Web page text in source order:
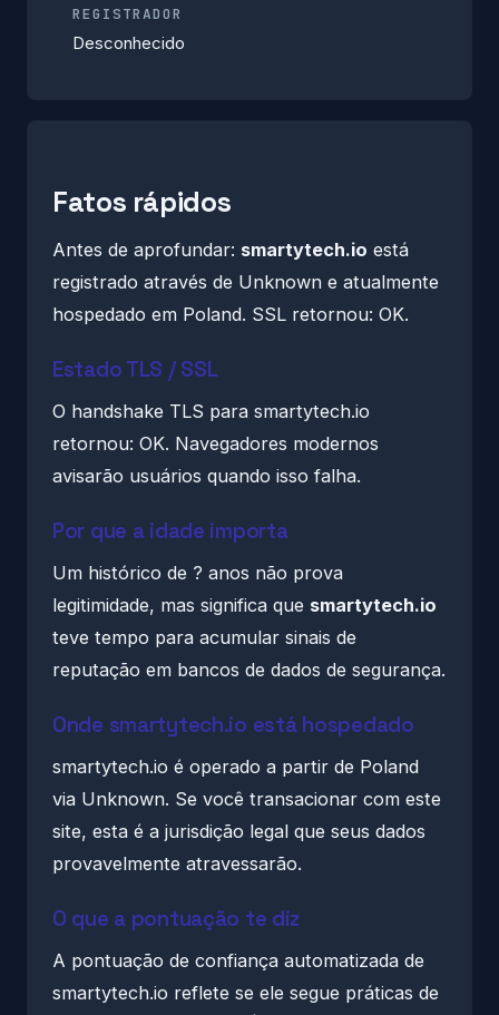
REGISTRADOR
Desconhecido
Fatos rápidos
Antes de aprofundar: smartytech.io está
registrado através de Unknown e atualmente
hospedado em Poland. SSL retornou: OK.
Estado TLS / SSL
O handshake TLS para smartytech.io
retornou: OK. Navegadores modernos
avisarão usuários quando isso falha.
Por que a idade importa
Um histórico de ? anos não prova
legitimidade, mas significa que smartytech.io
teve tempo para acumular sinais de
reputação em bancos de dados de segurança.
Onde smartytech.io está hospedado
smartytech.io é operado a partir de Poland
via Unknown. Se você transacionar com este
site, esta é a jurisdição legal que seus dados
provavelmente atravessarão.
O que a pontuação te diz
A pontuação de confiança automatizada de
smartytech.io reflete se ele segue práticas de